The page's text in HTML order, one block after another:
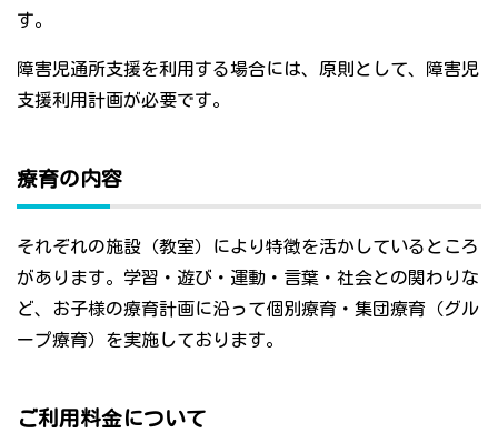
す。
障害児通所支援を利用する場合には、原則として、障害児
支援利用計画が必要です。
療育の内容
それぞれの施設（教室）により特徴を活かしているところ
があります。学習・遊び・運動・言葉・社会との関わりな
ど、お子様の療育計画に沿って個別療育・集団療育（グル
ープ療育）を実施しております。
ご利用料金について